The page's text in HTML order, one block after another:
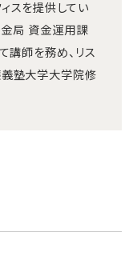
スを提供してい
金局 資金運用課
講師を務め、リス
塾大学大学院修